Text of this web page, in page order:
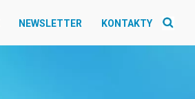
NEWSLETTER KONTAKTY